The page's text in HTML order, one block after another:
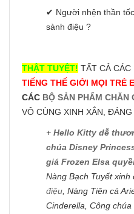
✔ Người nhện thần
sành điệu ?
THẬT TUYỆT! TẤT CẢ CÁC
TIẾNG THẾ GIỚI MỌI TRẺ
CÁC BỘ SẢN PHẨM CHĂN
VÔ CÙNG XINH XẮN, ĐÁNG
+ Hello Kitty dễ
chúa Disney
giá Frozen Elsa
Nàng Bạch Tuyết xinh
điệu , Nàng Tiên cá
Cinderella, Công